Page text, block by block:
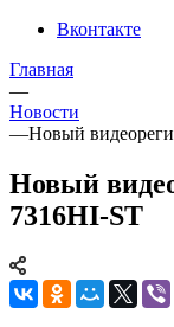
Вконтакте
Главная
—
Новости
—Новый
Новый
7316HI-ST